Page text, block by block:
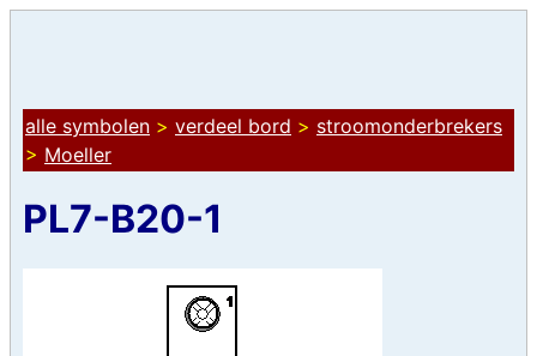
alle symbolen > verdeel bord > stroomonderbrekers
> Moeller
PL7-B20-1